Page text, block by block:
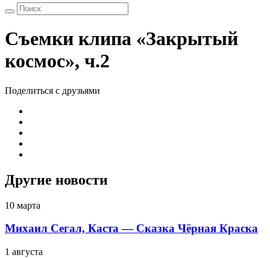
Съемки клипа «Закрытый
космос», ч.2
Поделиться с друзьями
Другие новости
10 марта
Михаил Сегал, Каста — Сказка Чёрная Краска
1 августа